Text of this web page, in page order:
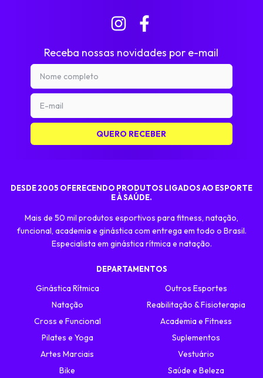
Receba nossas novidades por e-mail
DESDE 2005 OFERECENDO PRODUTOS LIGADOS AO ESPORTE
E À SAÚDE.
Mais de 50 mil produtos esportivos para fitness, natação,
funcional, academia e ginástica com entrega em todo o Brasil.
Especialista em ginástica rítmica e natação.
DEPARTAMENTOS
Ginástica Rítmica
Natação
Cross e Funcional
Pilates e Yoga
Artes Marciais
Bike
Outros Esportes
Reabilitação & Fisioterapia
Academia e Fitness
Suplementos
Vestuário
Saúde e Beleza